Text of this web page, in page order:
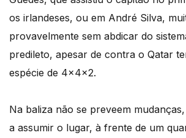
os irlandeses, ou em André Silva,
provavelmente sem abdicar do
predileto, apesar de contra o Qatar
espécie de 4x4x2.
Na baliza não se preveem
a assumir o lugar, à frente de um